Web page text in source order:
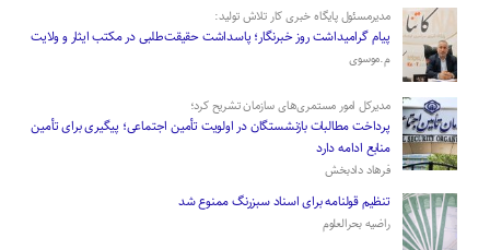
مدیرمسئول پایگاه خبری کار تلاش تولید:
پیام گرامیداشت روز خبرنگار؛ پاسداشت حقیقت‌طلبی در مکتب ایثار و ولایت
م.موسوی
مدیرکل امور مستمری‌های سازمان تشریح کرد؛
پرداخت مطالبات بازنشستگان در اولویت تأمین اجتماعی؛ پیگیری برای تأمین
منابع ادامه دارد
فرهاد دادبخش
تنظیم قولنامه برای اسناد سبزرنگ ممنوع شد
راضیه بحرالعلوم